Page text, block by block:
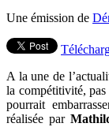
Une émission de
A la une de
la compétitivité,
pourrait
réalisée par